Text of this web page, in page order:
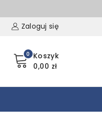
Zaloguj się
0 Koszyk
0,00 zł